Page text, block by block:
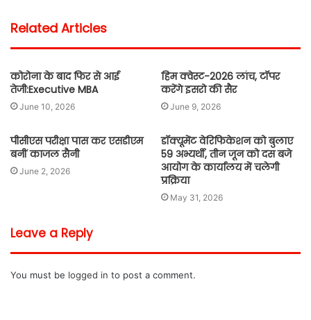
Related Articles
कोरोना के बाद फिर से आई
तेजी:Executive MBA
June 10, 2026
हिम क्वेस्ट-2026 लांच, टॉपर
करेंगे इसरो की सैर
June 9, 2026
पीसीएस परीक्षा पास कर एसडीएम
बनीं काजल सैनी
June 2, 2026
डॉक्यूमेंट वेरिफिकेशन को बुलाए
59 अभ्यर्थी, तीन जून को दस बजे
आयोग के कार्यालय में चलेगी
प्रक्रिया
May 31, 2026
Leave a Reply
You must be logged in to post a comment.